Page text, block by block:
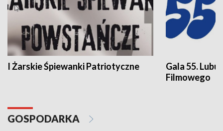
I Żarskie Śpiewanki Patriotyczne
Gala 55.
Filmowego
GOSPODARKA